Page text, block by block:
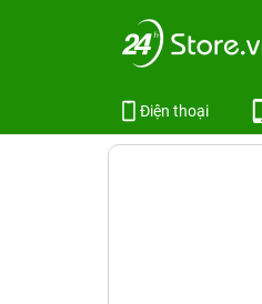
Điện thoại
Trang chủ